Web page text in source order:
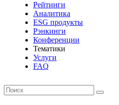
Рейтинги
Аналитика
ESG продукты
Рэнкинги
Конференции
Тематики
Услуги
FAQ